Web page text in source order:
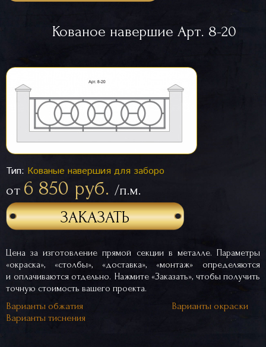
Кованое навершие Арт. 8-20
Тип: Кованые навершия для заборо
от 6 850 руб. /п.м.
ЗАКАЗАТЬ
Цена за изготовление прямой секции в металле. Параметры
«окраска», «столбы», «доставка», «монтаж» определяются
и оплачиваются отдельно. Нажмите «Заказать», чтобы получить
точную стоимость вашего проекта.
Варианты обжатия
Варианты окраски
Варианты тиснения